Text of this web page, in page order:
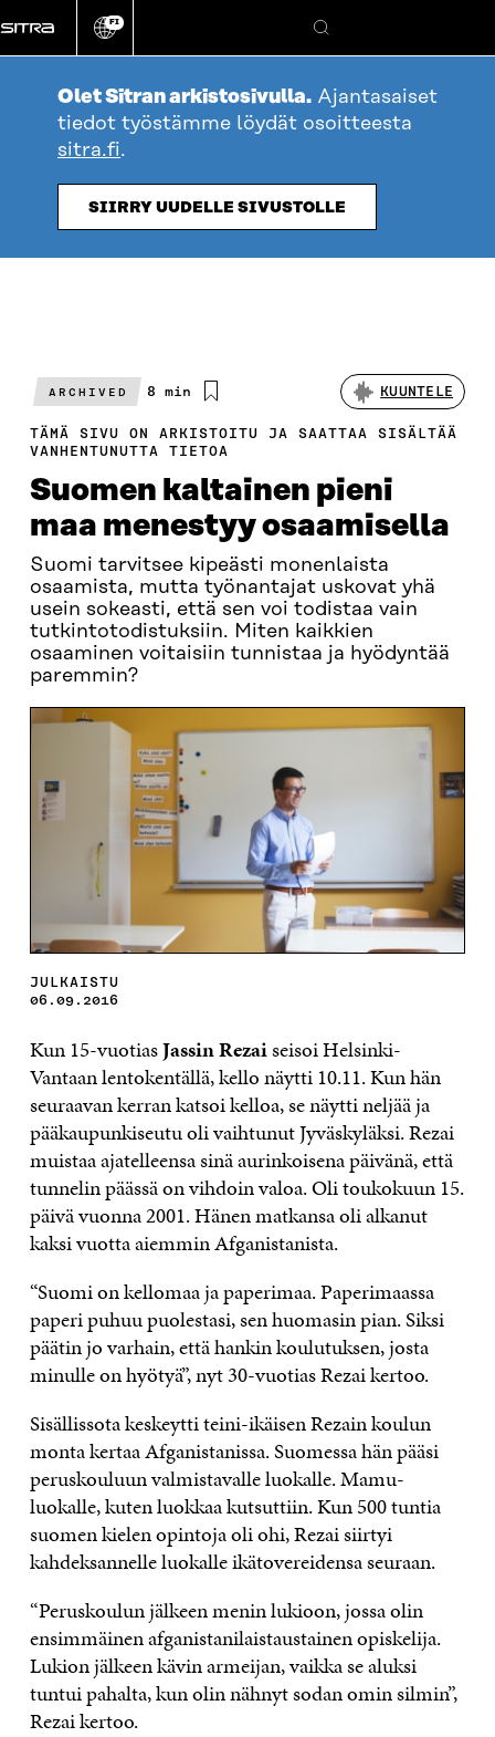
suoraan
sisältöön
Vaihda
kieli
FI
Hae
Olet Sitran arkistosivulla. Ajantasaiset
tiedot työstämme löydät osoitteesta
sitra.fi.
SIIRRY UUDELLE SIVUSTOLLE
ARCHIVED
Arvioitu
8 min KUUNTELE
TÄMÄ SIVU ON ARKISTOITU JA SAATTAA SISÄLTÄÄ
VANHENTUNUTTA TIETOA
Suomen kaltainen pieni
maa menestyy osaamisella
Suomi tarvitsee kipeästi monenlaista
osaamista, mutta työnantajat uskovat yhä
usein sokeasti, että sen voi todistaa vain
tutkintotodistuksiin. Miten kaikkien
osaaminen voitaisiin tunnistaa ja hyödyntää
paremmin?
JULKAISTU
06.09.2016
Kun 15­-vuotiasJassin Rezaiseisoi Helsinki­-
Vantaan lentokentällä, kello näytti 10.11. Kun hän
seuraavan kerran katsoi kelloa, se näytti neljää ja
pääkaupunkiseutu oli vaihtunut Jyväskyläksi. Rezai
muistaa ajatelleensa sinä aurinkoisena päivänä, että
tunnelin päässä on vihdoin valoa. Oli toukokuun 15.
päivä vuonna 2001. Hänen matkansa oli alkanut
kaksi vuotta aiemmin Afganistanista.
“Suomi on kellomaa ja paperimaa. Paperimaassa
paperi puhuu puolestasi, sen huomasin pian. Siksi
päätin jo varhain, että hankin koulutuksen, josta
minulle on hyötyä”, nyt 30­-vuotias Rezai kertoo.
Sisällissota keskeytti teini­-ikäisen Rezain koulun
monta kertaa Afganistanissa. Suomessa hän pääsi
peruskouluun valmistavalle luokalle. Mamu­
luokalle, kuten luokkaa kutsuttiin. Kun 500 tuntia
suomen kielen opintoja oli ohi, Rezai siirtyi
kahdeksannelle luokalle ikätovereidensa seuraan.
“Peruskoulun jälkeen menin lukioon, jossa olin
ensimmäinen afganistanilaistaustainen opiskelija.
Lukion jälkeen kävin armeijan, vaikka se aluksi
tuntui pahalta, kun olin nähnyt sodan omin silmin”,
Rezai kertoo.